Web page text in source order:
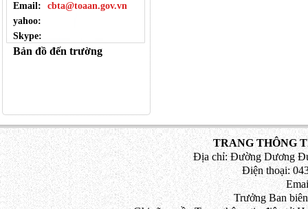
Email:
cbta@toaan.gov.vn
yahoo:
Skype:
Bản đồ đến trường
TRANG THÔNG
Địa chỉ: Đường Dương
Điện thoại:
Trưởng Ban